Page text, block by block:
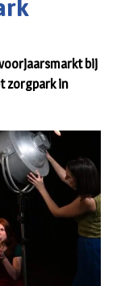
voorjaarsmarkt bij
zorgpark in